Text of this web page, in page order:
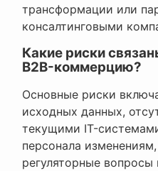
трансформации или
консалтинговыми
Какие риски
B2B-коммерцию?
Основные риски
исходных данных,
текущими IT-
персонала
регуляторные